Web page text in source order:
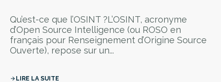
Qu’est-ce que l’OSINT ?L’OSINT, acronyme
d’Open Source Intelligence (ou ROSO en
français pour Renseignement d’Origine Source
Ouverte), repose sur un...
arrow_forward LIRE LA SUITE